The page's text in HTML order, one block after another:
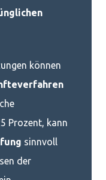
können
Prozent, kann
sinnvoll
der